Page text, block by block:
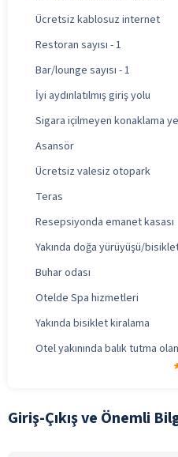
Ücretsiz kablosuz internet
Restoran sayısı - 1
Bar/lounge sayısı - 1
İyi aydınlatılmış giriş yolu
Sigara içilmeyen konaklama
Asansör
Ücretsiz valesiz otopark
Teras
Resepsiyonda emanet kasası
Yakında doğa yürüyüşü/
Buhar odası
Otelde Spa hizmetleri
Yakında bisiklet kiralama
Otel yakınında balık tutma
Giriş-Çıkış ve Önemli